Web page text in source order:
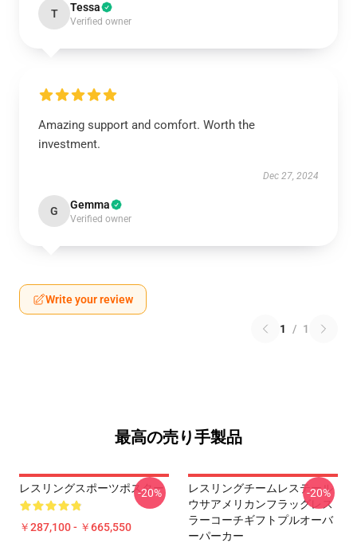
T Tessa
Verified owner
Amazing support and comfort. Worth the
investment.
Dec 27, 2024
G Gemma
Verified owner
Write your review
1 / 1
最高の売り手製品
レスリングスポーツポスター
￥287,100 - ￥665,550
-20%
レスリングチームレステール
ウサアメリカンフラッグレス
ラーコーチギフトプルオーバ
ーパーカー
-20%